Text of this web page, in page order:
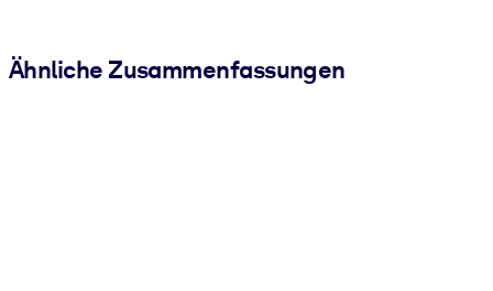
Ähnliche Zusammenfassungen